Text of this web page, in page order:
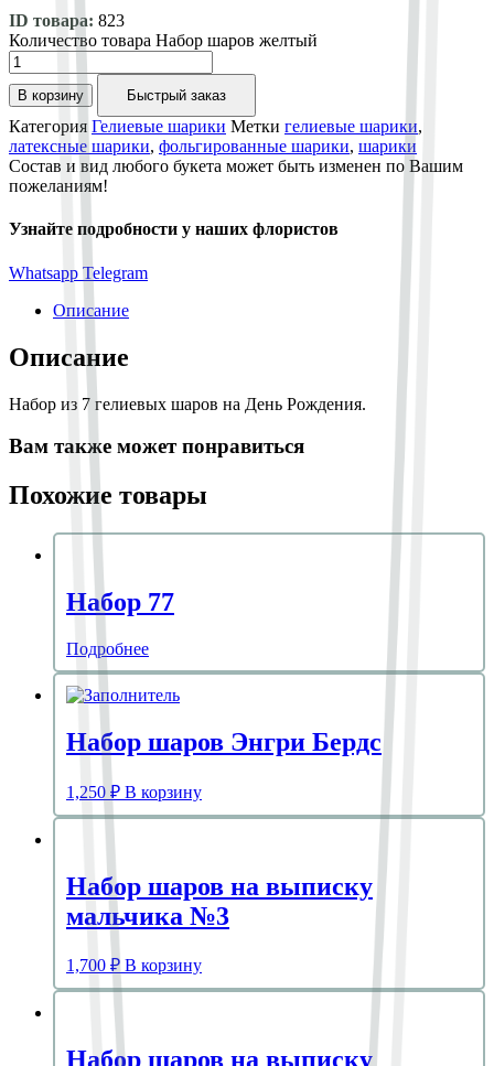
ID товара: 823
Количество товара Набор шаров желтый
В корзину Быстрый заказ
Категория Гелиевые шарики Метки гелиевые шарики,
латексные шарики, фольгированные шарики, шарики
Состав и вид любого букета может быть изменен по Вашим
пожеланиям!
Узнайте подробности у наших флористов
Whatsapp Telegram
Описание
Описание
Набор из 7 гелиевых шаров на День Рождения.
Вам также может понравиться
Похожие товары
Набор 77
Подробнее
Набор шаров Энгри Бердс
1,250 ₽ В корзину
Набор шаров на выписку
мальчика №3
1,700 ₽ В корзину
Набор шаров на выписку